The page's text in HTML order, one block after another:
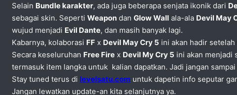
Selain Bundle karakter, ada juga beberapa senjata ikonik dari
sebagai skin. Seperti Weapon dan Glow Wall ala-ala Devil May
wujud menjadi Evil Dante, dan masih banyak lagi.
Kabarnya, kolaborasi FF x Devil May Cry 5 ini akan hadir
Secara keseluruhan Free Fire x Devil My Cry 5 ini akan menjadi
termasuk item langka untuk kalian dapatkan. Jadi jangan
Stay tuned terus di levelsatu.com untuk dapetin info seputar
Jangan lewatkan update-an kita selanjutnya ya.